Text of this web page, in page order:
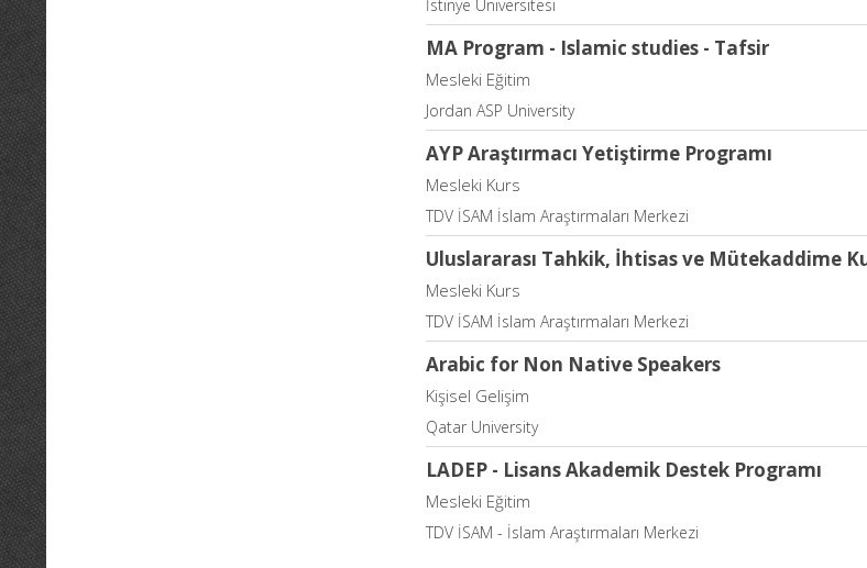
İstinye Üniversitesi
MA Program - Islamic studies - Tafsir
Mesleki Eğitim
Jordan ASP University
AYP Araştırmacı Yetiştirme Programı
Mesleki Kurs
TDV İSAM İslam Araştırmaları Merkezi
Uluslararası Tahkik, İhtisas ve Mütekaddime
Mesleki Kurs
TDV İSAM İslam Araştırmaları Merkezi
Arabic for Non Native Speakers
Kişisel Gelişim
Qatar University
LADEP - Lisans Akademik Destek Programı
Mesleki Eğitim
TDV İSAM - İslam Araştırmaları Merkezi